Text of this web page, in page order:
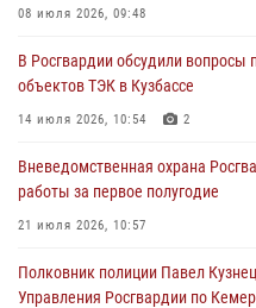
Росгвардейцы задержали
05 августа 2026, 08:50
Росгвардейцы пресекли
05 августа 2026, 08:10
Росгвардейцы в Юрге пресекли
05 августа 2026, 07:45
08 июля 2026, 09:48
В Росгвардии обсудили вопросы
объектов ТЭК в Кузбассе
14 июля 2026, 10:54 2
Вневедомственная охрана
работы за первое полугодие
21 июля 2026, 10:57
Полковник полиции Павел
Управления Росгвардии по